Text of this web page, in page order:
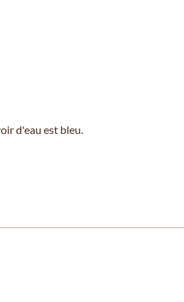
d'eau est bleu.
ou passer directement à la